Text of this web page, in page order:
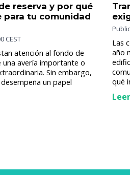
reserva y por qué
tu comunidad
CEST
atención al fondo de
una avería importante o
Sin embargo,
un papel
Las
año
qué